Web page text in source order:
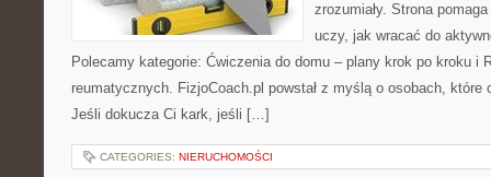
zrozumiały. Strona
uczy, jak wracać do
Polecamy kategorie: Ćwiczenia do domu – plany krok po kroku i
reumatycznych. FizjoCoach.pl powstał z myślą o osobach, które
Jeśli dokucza Ci kark, jeśli […]
CATEGORIES: NIERUCHOMOŚCI